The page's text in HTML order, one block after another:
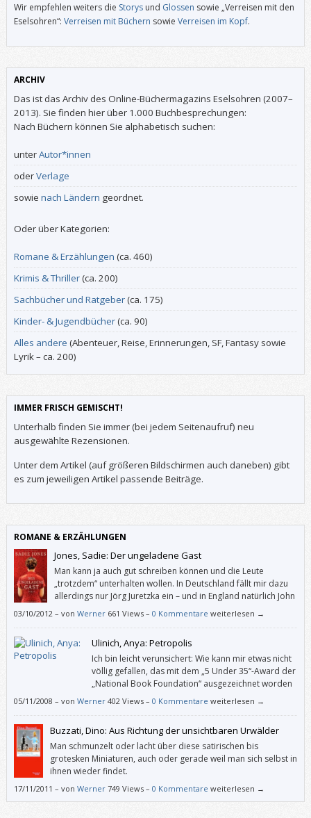
Wir empfehlen weiters die Storysund Glossen sowie „Verreisen mit den
Eselsohren“: Verreisen mit Büchern sowie Verreisen im Kopf.
ARCHIV
Das ist das Archiv des Online-Büchermagazins Eselsohren (2007–
2013). Sie finden hier über 1.000 Buchbesprechungen:
Nach Büchern können Sie alphabetisch suchen:
unterAutor*innen
oderVerlage
sowie nach Ländern geordnet.
Oder über Kategorien:
Romane & Erzählungen (ca. 460)
Krimis & Thriller(ca. 200)
Sachbücher und Ratgeber(ca. 175)
Kinder- & Jugendbücher(ca. 90)
Alles andere (Abenteuer, Reise, Erinnerungen, SF, Fantasy sowie
Lyrik – ca. 200)
IMMER FRISCH GEMISCHT!
Unterhalb finden Sie immer (bei jedem Seitenaufruf) neu
ausgewählte Rezensionen.
Unter dem Artikel (auf größeren Bildschirmen auch daneben) gibt
es zum jeweiligen Artikel passende Beiträge.
ROMANE & ERZÄHLUNGEN
Jones, Sadie: Der ungeladene Gast
Man kann ja auch gut schreiben können und die Leute
„trotzdem“ unterhalten wollen. In Deutschland fällt mir dazu
allerdings nur Jörg Juretzka ein – und in England natürlich John
le Carré. Und seit Neuestem Sadie Jones. „Der ungeladene
jedem Fall Spaß.
03/10/2012 – von Werner 661 Views – 0 Kommentare weiterlesen →
Ulinich, Anya: Petropolis
Ich bin leicht verunsichert: Wie kann mir etwas nicht
völlig gefallen, das mit dem „5 Under 35“-Award der
„National Book Foundation“ ausgezeichnet worden
ist? Doch was soll ich machen: Von Anya Ulinichs
05/11/2008 – von Werner 402 Views – 0 Kommentare weiterlesen →
Buzzati, Dino: Aus Richtung der unsichtbaren Urwälder
Man schmunzelt oder lacht über diese satirischen bis
grotesken Miniaturen, auch oder gerade weil man sich selbst in
ihnen wieder findet.
17/11/2011 – von Werner 749 Views – 0 Kommentare weiterlesen →